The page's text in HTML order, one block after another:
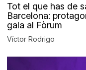
Tot el que has de
Barcelona:
gala al Fòrum
Víctor Rodrigo